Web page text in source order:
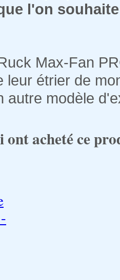
l'on
Max-Fan
leur étrier de
autre modèle
ont acheté ce